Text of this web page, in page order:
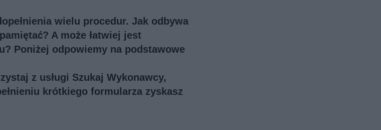
wielu procedur. Jak odbywa
A może łatwiej jest
Poniżej odpowiemy na podstawowe
z usługi Szukaj Wykonawcy,
krótkiego formularza zyskasz